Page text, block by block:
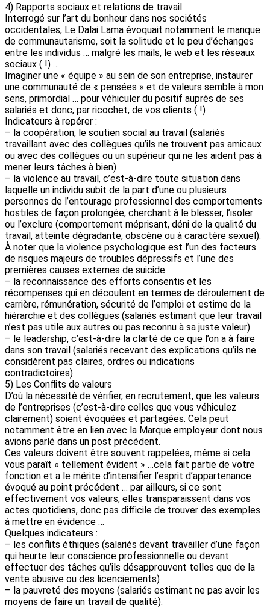
4) Rapports sociaux et relations de travail
Interrogé sur l’art du bonheur dans nos sociétés
occidentales, Le Dalai Lama évoquait notamment le manque
de communautarisme, soit la solitude et le peu d’échanges
entre les individus … malgré les mails, le web et les réseaux
sociaux ( !) …
Imaginer une « équipe » au sein de son entreprise, instaurer
une communauté de « pensées » et de valeurs semble à mon
sens, primordial … pour véhiculer du positif auprès de ses
salariés et donc, par ricochet, de vos clients ( !)
Indicateurs à repérer :
– la coopération, le soutien social au travail (salariés
travaillant avec des collègues qu’ils ne trouvent pas amicaux
ou avec des collègues ou un supérieur qui ne les aident pas à
mener leurs tâches à bien)
– la violence au travail, c’est-à-dire toute situation dans
laquelle un individu subit de la part d’une ou plusieurs
personnes de l’entourage professionnel des comportements
hostiles de façon prolongée, cherchant à le blesser, l’isoler
ou l’exclure (comportement méprisant, déni de la qualité du
travail, atteinte dégradante, obscène ou à caractère sexuel).
À noter que la violence psychologique est l’un des facteurs
de risques majeurs de troubles dépressifs et l’une des
premières causes externes de suicide
– la reconnaissance des efforts consentis et les
récompenses qui en découlent en termes de déroulement de
carrière, rémunération, sécurité de l’emploi et estime de la
hiérarchie et des collègues (salariés estimant que leur travail
n’est pas utile aux autres ou pas reconnu à sa juste valeur)
– le leadership, c’est-à-dire la clarté de ce que l’on a à faire
dans son travail (salariés recevant des explications qu’ils ne
considèrent pas claires, ordres ou indications
contradictoires).
5) Les Conflits de valeurs
D’où la nécessité de vérifier, en recrutement, que les valeurs
de l’entreprises (c’est-à-dire celles que vous véhiculez
clairement) soient évoquées et partagées. Cela peut
notamment être en lien avec la Marque employeur dont nous
avions parlé dans un post précédent.
Ces valeurs doivent être souvent rappelées, même si cela
vous paraît « tellement évident » …cela fait partie de votre
fonction et a le mérite d’intensifier l’esprit d’appartenance
évoqué au point précédent … par ailleurs, si ce sont
effectivement vos valeurs, elles transparaissent dans vos
actes quotidiens, donc pas difficile de trouver des exemples
à mettre en évidence …
Quelques indicateurs :
– les conflits éthiques (salariés devant travailler d’une façon
qui heurte leur conscience professionnelle ou devant
effectuer des tâches qu’ils désapprouvent telles que de la
vente abusive ou des licenciements)
– la pauvreté des moyens (salariés estimant ne pas avoir les
moyens de faire un travail de qualité).